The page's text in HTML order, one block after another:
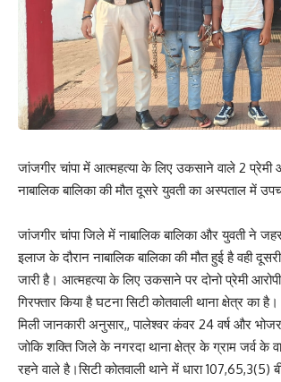
जांजगीर चांपा में आत्महत्या के लिए उकसाने वाले 2 प्रेमी
नाबालिक बालिका की मौत दूसरे युवती का अस्पताल में
जांजगीर चांपा जिले में नाबालिक बालिका और युवती ने
इलाज के दौरान नाबालिक बालिका की मौत हुई है वही
जारी है। आत्महत्या के लिए उकसाने पर दोनो प्रेमी
गिरफ्तार किया है घटना सिटी कोतवाली थाना क्षेत्र का है।
मिली जानकारी अनुसार,, पालेश्वर कंवर 24 वर्ष और
जोकि शक्ति जिले के नगरदा थाना क्षेत्र के ग्राम जर्व के
रहने वाले है।सिटी कोतवाली थाने में धारा